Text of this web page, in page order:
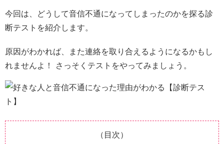
今回は、どうして音信不通になってしまったのかを探る診
断テストを紹介します。
原因がわかれば、また連絡を取り合えるようになるかもし
れませんよ！ さっそくテストをやってみましょう。
（目次）